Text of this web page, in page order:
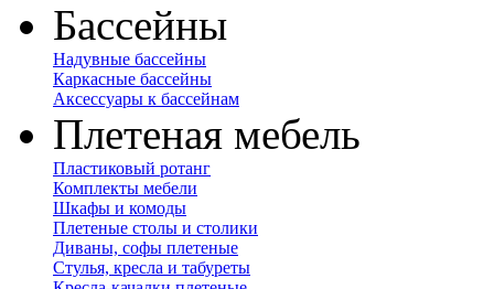
Бассейны
Надувные бассейны
Каркасные бассейны
Аксессуары к бассейнам
Плетеная мебель
Пластиковый ротанг
Комплекты мебели
Шкафы и комоды
Плетеные столы и столики
Диваны, софы плетеные
Стулья, кресла и табуреты